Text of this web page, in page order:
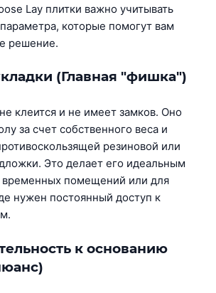
Lay плитки важно учитывать
которые помогут вам
решение.
(Главная "фишка")
клеится и не имеет замков. Оно
за счет собственного веса и
резиновой или
Это делает его идеальным
помещений или для
нужен постоянный доступ к
к основанию